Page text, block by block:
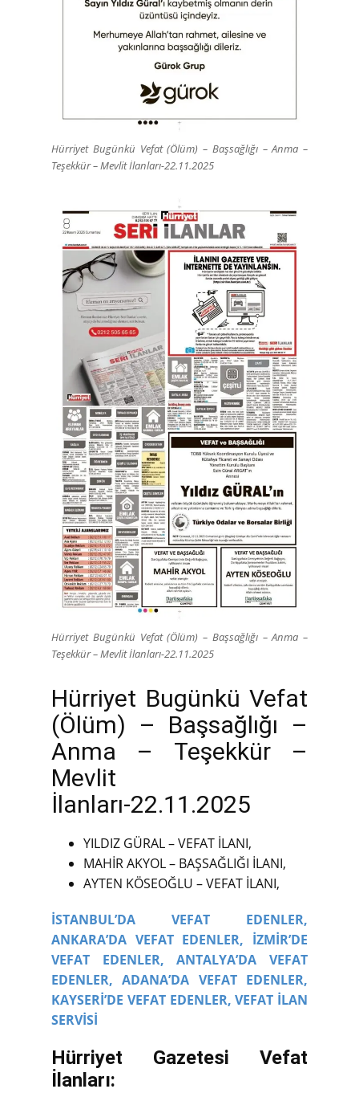
Hürriyet Bugünkü Vefat (Ölüm) – Başsağlığı – Anma –
Teşekkür – Mevlit İlanları-22.11.2025
Hürriyet Bugünkü Vefat (Ölüm) – Başsağlığı – Anma –
Teşekkür – Mevlit İlanları-22.11.2025
Hürriyet Bugünkü Vefat
(Ölüm) – Başsağlığı –
Anma – Teşekkür –
Mevlit
İlanları-22.11.2025
YILDIZ GÜRAL – VEFAT İLANI,
MAHİR AKYOL – BAŞSAĞLIĞI İLANI,
AYTEN KÖSEOĞLU – VEFAT İLANI,
İSTANBUL’DA VEFAT EDENLER,
ANKARA’DA VEFAT EDENLER, İZMİR’DE
VEFAT EDENLER,
ANTALYA’DA VEFAT
EDENLER, ADANA’DA VEFAT EDENLER,
KAYSERİ’DE VEFAT EDENLER, VEFAT İLAN
SERVİSİ
Hürriyet Gazetesi Vefat
İlanları: